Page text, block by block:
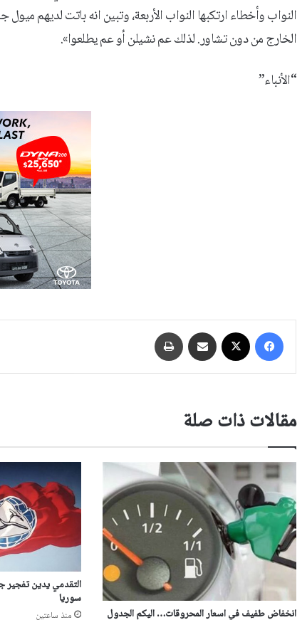
النواب وأخطاء ارتكبها النواب الأربعة، وتبين انه باتت لديهم
الخارج من دون تشاور. لذلك عم نشيلن أو عم يطلعوا».
“الأنباء”
فيسبوك مشاركة عبر البريد
مقالات ذات صلة
انخفاض طفيف في اسعار المحروقات… اليكم الجدول
التقدمي يدين تفجير
سوريا
منذ ساعتين